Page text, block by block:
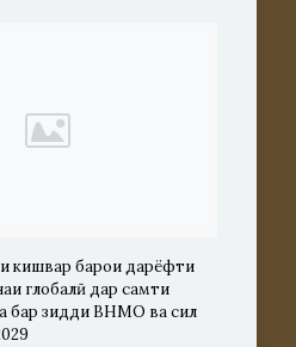
кишвар барои дарёфти
глобалӣ дар самти
бар зидди ВНМО ва сил